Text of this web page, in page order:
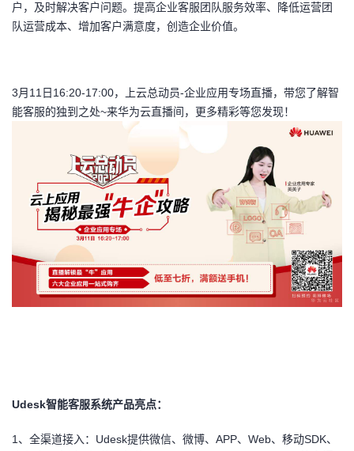
我
博
的
我
子
直
的
动
我
关
学
户，及时解决客户问题。提高企业客服团队服务效率、降低运营团
队运营成本、增加客户满意度，创造企业价值。
3月11日16:20-17:00，上云总动员-企业应用专场直播，带您了解智
能客服的独到之处~来华为云直播间，更多精彩等您发现！
Udesk智能客服系统产品亮点：
1 、全渠道接入：Udesk提供微信、微博、APP、Web、移动SDK、